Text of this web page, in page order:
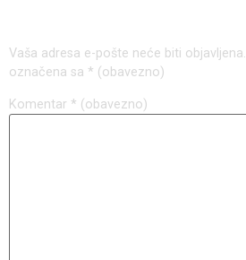
Vaša adresa e-pošte neće biti objavljena.
označena sa * (obavezno)
Komentar * (obavezno)